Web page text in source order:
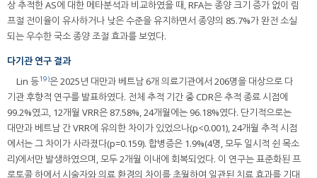
상 추적한 AS에 대한 메타분석과 비교하였을 때, RFA는 종양 크기 증가 없이 림
프절 전이율이 유사하거나 낮은 수준을 유지하면서 종양의 85.7%가 완전 소실
되는 우수한 국소 종양 조절 효과를 보였다.
다기관 연구 결과
Lin 등19)은 2025년 대만과 베트남 6개 의료기관에서 206명을 대상으로 다
기관 후향적 연구를 발표하였다. 전체 추적 기간 중 CDR은 추적 종료 시점에
99.2%였고, 12개월 VRR은 87.58%, 24개월에는 96.18%였다. 단기적으로는
대만과 베트남 간 VRR에 유의한 차이가 있었으나(p<0.001), 24개월 추적 시점
에서는 그 차이가 사라졌다(p=0.159). 합병증은 1.9%(4명, 모두 일시적 쉰 목소
리)에서만 발생하였으며, 모두 2개월 이내에 회복되었다. 이 연구는 표준화된 프
로토콜 하에서 시술자와 의료 환경의 차이를 초월하여 일관된 치료 효과를 기대